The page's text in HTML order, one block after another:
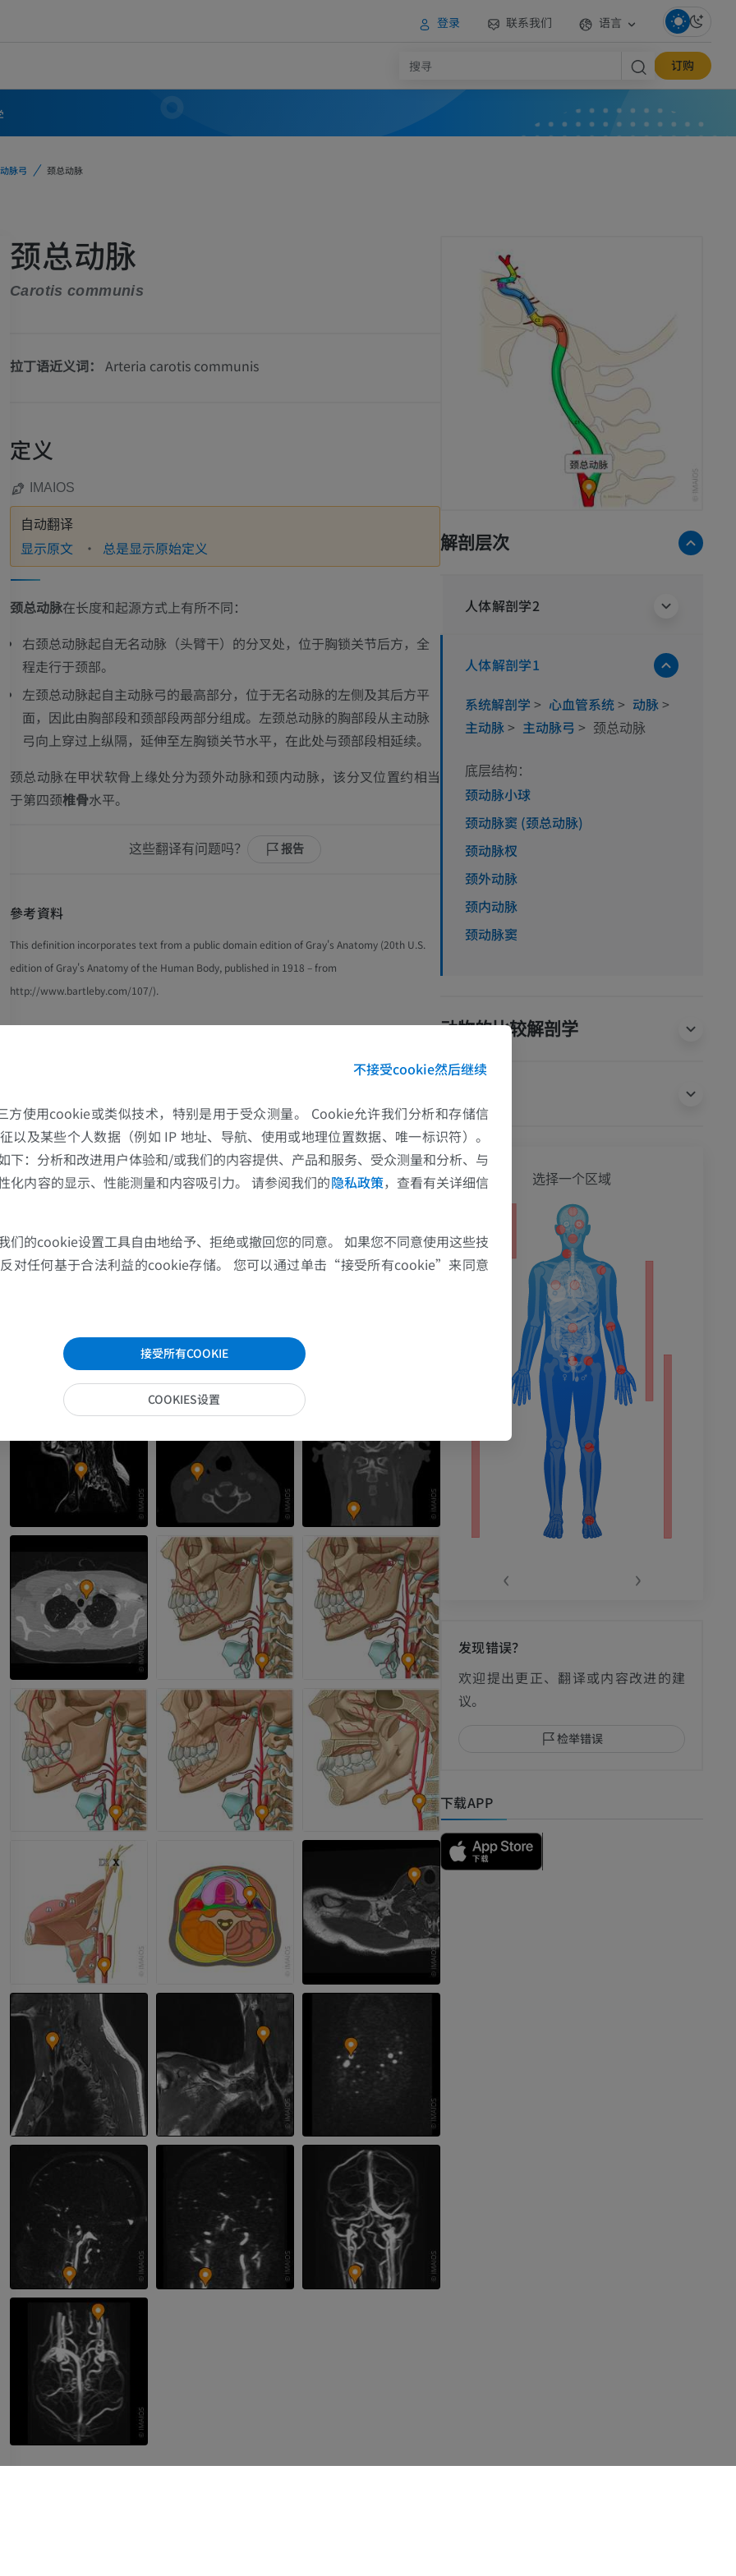
登录 联系我们 语言
订购
脉弓 颈总动脉
颈总动脉
Carotis communis
拉丁语近义词： Arteria carotis communis
定义
IMAIOS
自动翻译
显示原文 总是显示原始定义
颈总动脉在长度和起源方式上有所不同：
右颈总动脉起自无名动脉（头臂干）的分叉处，位于胸锁关节后方，全
程走行于颈部。
左颈总动脉起自主动脉弓的最高部分，位于无名动脉的左侧及其后方平
面，因此由胸部段和颈部段两部分组成。左颈总动脉的胸部段从主动脉
弓向上穿过上纵隔，延伸至左胸锁关节水平，在此处与颈部段相延续。
颈总动脉在甲状软骨上缘处分为颈外动脉和颈内动脉，该分叉位置约相当
于第四颈椎骨水平。
这些翻译有问题吗？ 报告
參考資料
This definition incorporates text from a public domain edition of Gray's Anatomy (20th U.S.
edition of Gray's Anatomy of the Human Body, published in 1918 – from
http://www.bartleby.com/107/).
解剖层次
人体解剖学2
人体解剖学1
系统解剖学 > 心血管系统> 动脉>
主动脉> 主动脉弓 > 颈总动脉
底层结构：
颈动脉小球
颈动脉窦 (颈总动脉)
颈动脉杈
颈外动脉
颈内动脉
颈动脉窦
动物的比较解剖学
上肢
MRI
优质会员
腕MRI
MRI
优质会员
肘部MRI
MRI
优质会员
手部MRI
MRI
优质会员
放射影像学
优质会员
上肢
插画
优质会员
上肢血管造影
血管造影术
免費
可视人计划
摄影
优质会员
下肢
插画
优质会员
免費
下肢MRI
MRI
优质会员
髋MRI
MRI
优质会员
膝MRI
MRI
优质会员
膝CT关节造影
CT关节造影
优质会员
脚踝和后足MRI
MRI
优质会员
下肢CTA
优质会员
腿（动脉和骨）
计算机体层摄影
下肢血管造影
血管造影术
选择一个区域
‹ ›
发现错误？
欢迎提出更正、翻译或内容改进的建
议。
检举错误
下载APP
不接受cookie然后继续
方使用cookie或类似技术，特别是用于受众测量。 Cookie允许我们分析和存储信
以及某些个人数据（例如 IP 地址、导航、使用或地理位置数据、唯一标识符）。
下：分析和改进用户体验和/或我们的内容提供、产品和服务、受众测量和分析、与
化内容的显示、性能测量和内容吸引力。 请参阅我们的隐私政策，查看有关详细信
们的cookie设置工具自由地给予、拒绝或撤回您的同意。 如果您不同意使用这些技
对任何基于合法利益的cookie存储。 您可以通过单击“接受所有cookie”来同意
接受所有COOKIE
COOKIES设置